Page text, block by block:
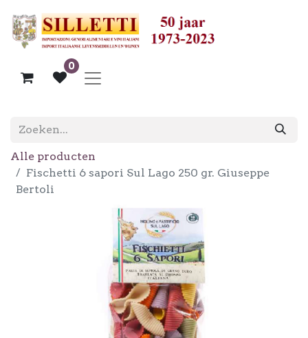
0
Alle producten
Fischetti 6 sapori Sul Lago 250 gr. Giuseppe
Bertoli